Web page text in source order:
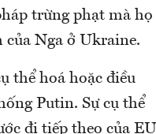
trừng phạt mà họ
Nga ở Ukraine.
thể hoá hoặc điều
Putin. Sự cụ thể
đi tiếp theo của EU